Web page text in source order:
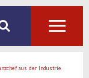
aus der Industrie